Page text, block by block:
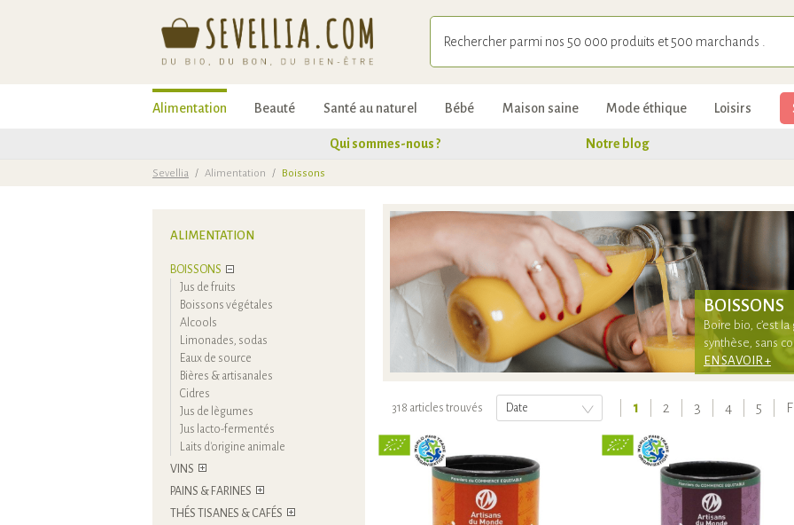
Alimentation Beauté Santé au naturel Bébé Maison saine Mode éthique Loisirs
Qui sommes-nous ? Notre blog
Sevellia / Alimentation / Boissons
ALIMENTATION
BOISSONS
Jus de fruits
Boissons végétales
Alcools
Limonades, sodas
Eaux de source
Bières & artisanales
Cidres
Jus de lègumes
Jus lacto-fermentés
Laits d'origine animale
VINS
PAINS & FARINES
THÉS TISANES & CAFÉS
BOISSONS
Boire bio, c’est
synthèse, sans
EN SAVOIR +
318 articles trouvés Date 1 2 3 4 5